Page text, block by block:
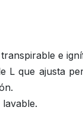
e
L que ajusta